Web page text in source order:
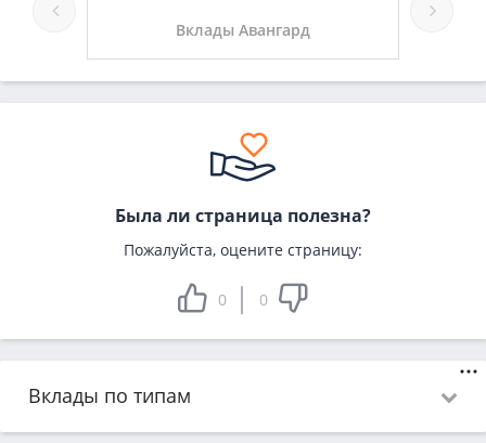
Вклады Авангард
Была ли страница полезна?
Пожалуйста, оцените страницу:
0 0
Вклады по типам